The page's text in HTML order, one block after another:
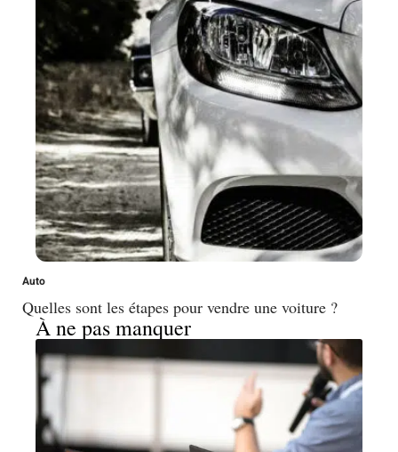
Auto
Quelles sont les étapes pour vendre une voiture ?
À ne pas manquer